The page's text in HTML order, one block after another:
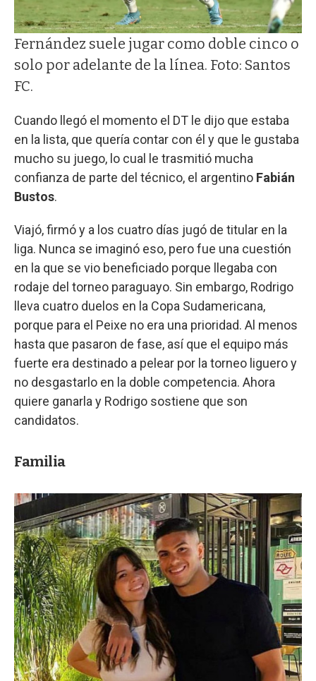
Fernández suele jugar como doble cinco o
solo por adelante de la línea. Foto: Santos
FC.
Cuando llegó el momento el DT le dijo que estaba
en la lista, que quería contar con él y que le gustaba
mucho su juego, lo cual le trasmitió mucha
confianza de parte del técnico, el argentino Fabián
Bustos.
Viajó, firmó y a los cuatro días jugó de titular en la
liga. Nunca se imaginó eso, pero fue una cuestión
en la que se vio beneficiado porque llegaba con
rodaje del torneo paraguayo. Sin embargo, Rodrigo
lleva cuatro duelos en la Copa Sudamericana,
porque para el Peixe no era una prioridad. Al menos
hasta que pasaron de fase, así que el equipo más
fuerte era destinado a pelear por la torneo liguero y
no desgastarlo en la doble competencia. Ahora
quiere ganarla y Rodrigo sostiene que son
candidatos.
Familia